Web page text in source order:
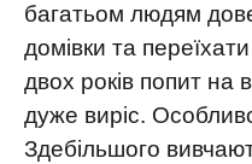
багатьом людям
домівки та
двох років попит на
дуже виріс.
Здебільшого